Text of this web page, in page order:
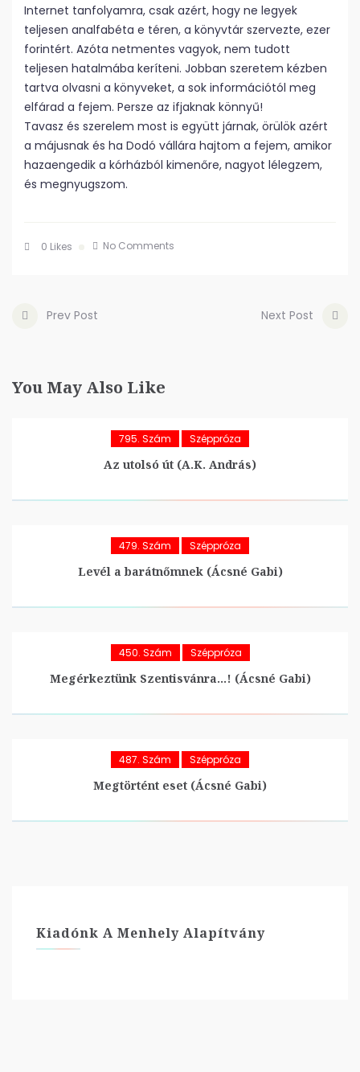
Internet tanfolyamra, csak azért, hogy ne legyek
teljesen analfabéta e téren, a könyvtár szervezte, ezer
forintért. Azóta netmentes vagyok, nem tudott
teljesen hatalmába keríteni. Jobban szeretem kézben
tartva olvasni a könyveket, a sok információtól meg
elfárad a fejem. Persze az ifjaknak könnyű!
Tavasz és szerelem most is együtt járnak, örülök azért
a májusnak és ha Dodó vállára hajtom a fejem, amikor
hazaengedik a kórházból kimenőre, nagyot lélegzem,
és megnyugszom.
0 Likes No Comments
Prev Post Next Post
You May Also Like
795. Szám Széppróza
Az utolsó út (A.K. András)
479. Szám Széppróza
Levél a barátnőmnek (Ácsné Gabi)
450. Szám Széppróza
Megérkeztünk Szentisvánra…! (Ácsné Gabi)
487. Szám Széppróza
Megtörtént eset (Ácsné Gabi)
Kiadónk A Menhely Alapítvány